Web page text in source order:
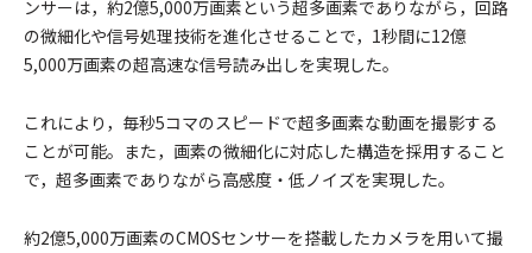
ンサーは，約2億5,000万画素という超多画素でありながら，回路
の微細化や信号処理技術を進化させることで，1秒間に12億
5,000万画素の超高速な信号読み出しを実現した。
これにより，毎秒5コマのスピードで超多画素な動画を撮影する
ことが可能。また，画素の微細化に対応した構造を採用すること
で，超多画素でありながら高感度・低ノイズを実現した。
約2億5,000万画素のCMOSセンサーを搭載したカメラを用いて撮